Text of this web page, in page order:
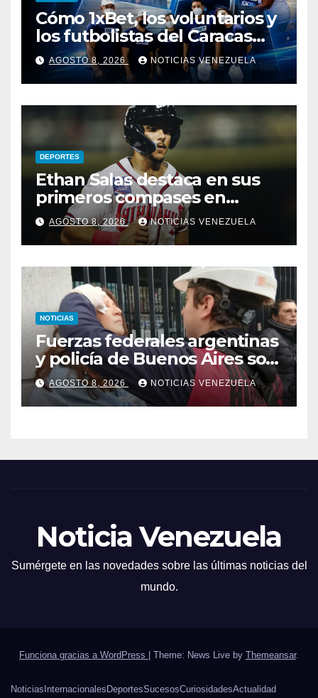
Cómo 1xBet, los voluntarios y
los futbolistas del Caracas
Fútbol Club jugatores
fuerzas para ayudar a las
familias de Venezuela
AGOSTO 8, 2026 NOTICIAS VENEZUELA
DEPORTES
Ethan Salas destaca en sus
primeros compases en
Triple-A
AGOSTO 8, 2026 NOTICIAS VENEZUELA
NOTICIAS
Fuerzas federales argentinas
y policía de Buenos Aires son
acusadas por represión
AGOSTO 8, 2026 NOTICIAS VENEZUELA
Noticia Venezuela
Sumérgete en las novedades sobre las últimas noticias del
mundo.
Funciona gracias a WordPress Theme: News Live by Themeansar.
Noticias Internacionales DeportesSucesosCuriosidadesActualidad